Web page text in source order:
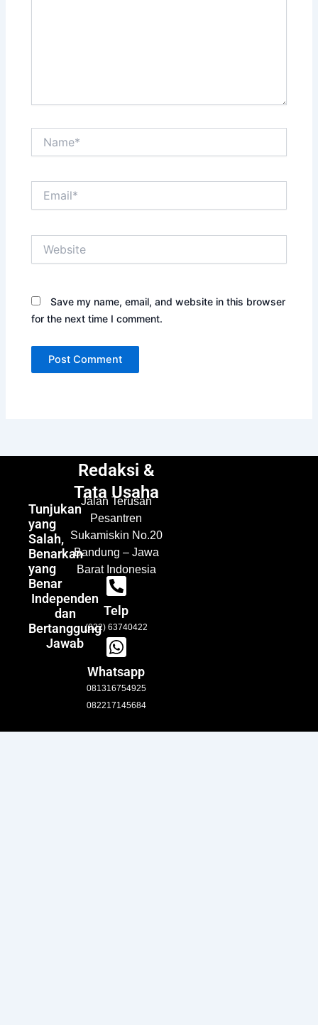
Save my name, email, and website in this browser
for the next time I comment.
Tunjukan
yang
Salah,
Benarkan
yang
Benar
Independen
dan
Bertanggung
Jawab
Redaksi &
Tata Usaha
Jalan Terusan
Pesantren
Sukamiskin No.20
Bandung – Jawa
Barat Indonesia
Telp
(022) 63740422
Whatsapp
081316754925
082217145684